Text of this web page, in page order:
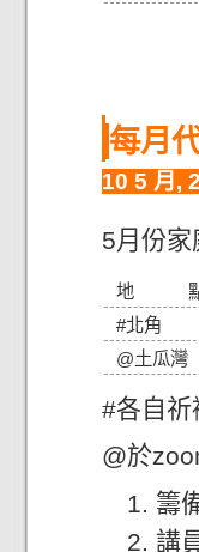
每月
10 5 月,
5月份家
地
#北角
@土瓜灣
#各自祈
@於
籌
講